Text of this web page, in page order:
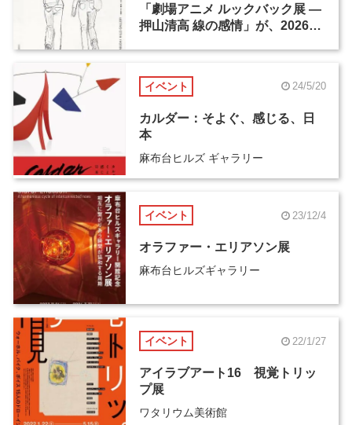
「劇場アニメ ルックバック展 ―
押山清高 線の感情」が、2026年
イベント 24/5/20
カルダー：そよぐ、感じる、日
本
麻布台ヒルズ ギャラリー
イベント 23/12/4
オラファー・エリアソン展
麻布台ヒルズギャラリー
イベント 22/1/27
アイラブアート16 視覚トリッ
プ展
ワタリウム美術館